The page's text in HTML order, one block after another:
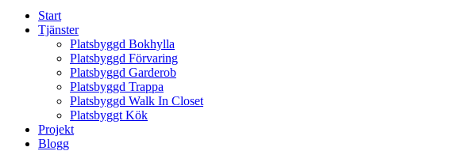
Start
Tjänster
Platsbyggd Bokhylla
Platsbyggd Förvaring
Platsbyggd Garderob
Platsbyggd Trappa
Platsbyggd Walk In Closet
Platsbyggt Kök
Projekt
Blogg